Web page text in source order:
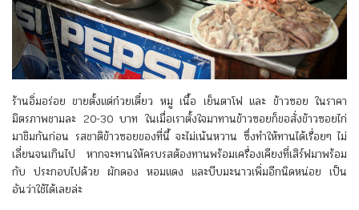
ร้านอิ่มอร่อย ขายตั้งแต่ก๋วยเตี๋ยว หมู เนื้อ เย็นตาโฟ และ ข้าวซอย ในราคา
มิตรภาพชามละ 20-30 บาท ในเมื่อเราตั้งใจมาทานข้าวซอยก็ขอสั่งข้าวซอยไก่
มาชิมกันก่อน รสชาติข้าวซอยของที่นี้ จะไม่เน้นหวาน ซึ่งทำให้ทานได้เรื่อยๆ ไม่
เลี่ยนจนเกินไป หากจะทานให้ครบรสต้องทานพร้อมเครื่องเคียงที่เสิร์ฟมาพร้อม
กับ ประกอบไปด้วย ผักดอง หอมแดง และบีบมะนาวเพิ่มอีกนิดหน่อย เป็น
อันว่าใช้ได้เลยล่ะ